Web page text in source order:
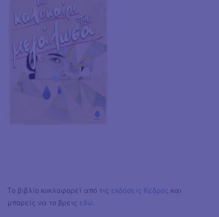
Το βιβλίο κυκλοφορεί από τις εκδόσεις Κέδρος και
μπορείς να το βρεις εδώ